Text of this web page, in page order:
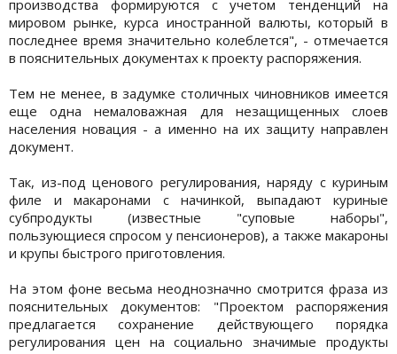
производства формируются с учетом тенденций на
мировом рынке, курса иностранной валюты, который в
последнее время значительно колеблется", - отмечается
в пояснительных документах к проекту распоряжения.
Тем не менее, в задумке столичных чиновников имеется
еще одна немаловажная для незащищенных слоев
населения новация - а именно на их защиту направлен
документ.
Так, из-под ценового регулирования, наряду с куриным
филе и макаронами с начинкой, выпадают куриные
субпродукты (известные "суповые наборы",
пользующиеся спросом у пенсионеров), а также макароны
и крупы быстрого приготовления.
На этом фоне весьма неоднозначно смотрится фраза из
пояснительных документов: "Проектом распоряжения
предлагается сохранение действующего порядка
регулирования цен на социально значимые продукты